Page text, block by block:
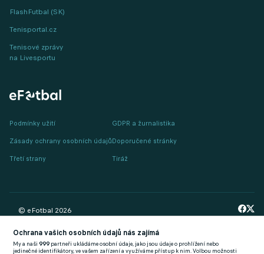
FlashFutbal (SK)
Tenisportal.cz
Tenisové zprávy
na Livesportu
Podmínky užití
Zásady ochrany osobních údajů
Třetí strany
GDPR a žurnalistika
Doporučené stránky
Tiráž
© eFotbal 2026
Ochrana vašich osobních údajů nás zajímá
My a naši999 partneři ukládáme osobní údaje, jako jsou údaje o prohlížení nebo
jedinečné identifikátory, ve vašem zařízení a využíváme přístup k nim. Volbou možnosti